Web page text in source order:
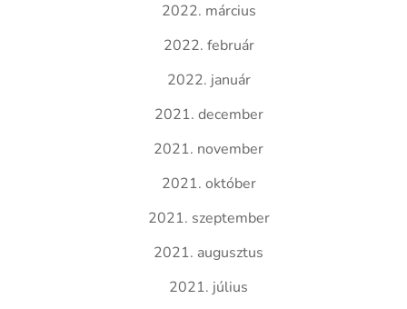
2022. március
2022. február
2022. január
2021. december
2021. november
2021. október
2021. szeptember
2021. augusztus
2021. július